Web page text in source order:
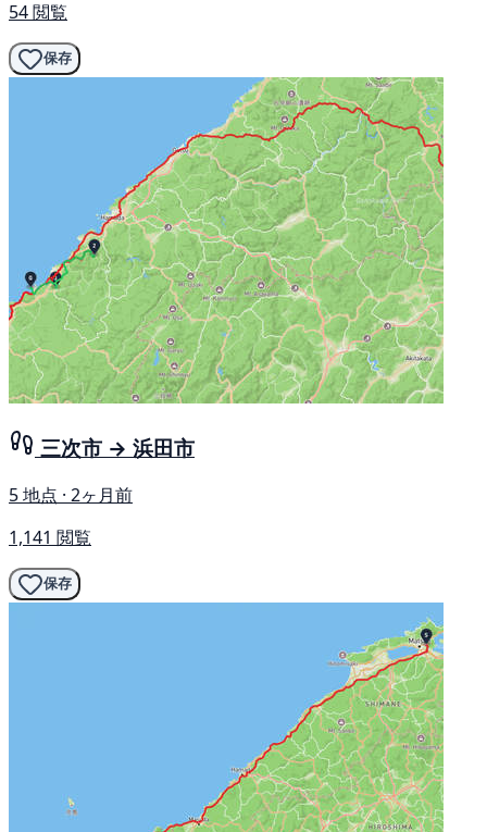
54 閲覧
保存
三次市 → 浜田市
5 地点 · 2ヶ月前
1,141 閲覧
保存